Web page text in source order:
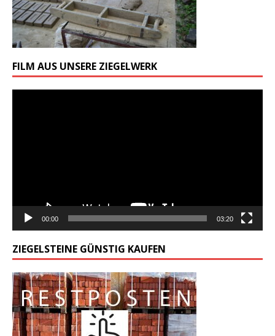
FILM AUS UNSERE ZIEGELWERK
00:00 03:20
ZIEGELSTEINE GÜNSTIG KAUFEN